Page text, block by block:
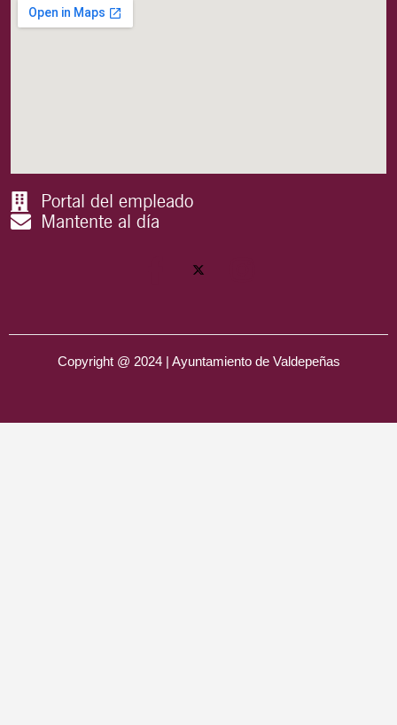
Portal del empleado
Mantente al día
Copyright @ 2024 | Ayuntamiento de Valdepeñas